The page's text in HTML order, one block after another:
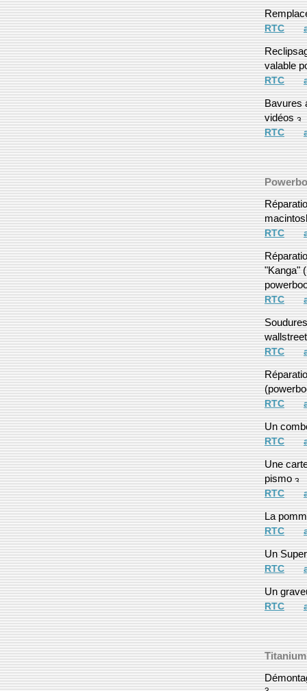
RTC
valable
RTC
Bavures
vidéos
RTC
RTC
"Kanga"
RTC
RTC
RTC
Un
RTC
Une
pismo
RTC
La
RTC
Un
RTC
Un
RTC
Titanium